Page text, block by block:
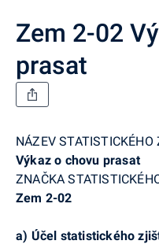
Zem 2-02
prasat
NÁZEV STATISTICKÉHO
Výkaz o chovu prasat
ZNAČKA
Zem 2-02
a) Účel statistického